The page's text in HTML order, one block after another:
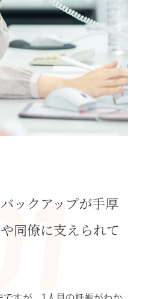
ックアップが手厚
同僚に支えられて